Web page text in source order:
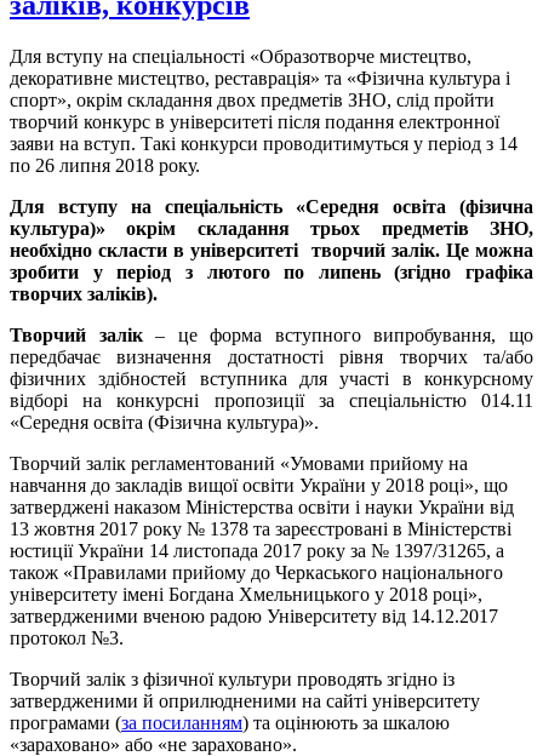
Для вступу на спеціальності «Образотворче мистецтво,
декоративне мистецтво, реставрація» та «Фізична культура і
спорт», окрім складання двох предметів ЗНО, слід пройти
творчий конкурс в університеті після подання електронної
заяви на вступ. Такі конкурси проводитимуться у період з 14
по 26 липня 2018 року.
Для вступу на спеціальність «Середня освіта (фізична
культура)» окрім складання трьох предметів ЗНО,
необхідно скласти в університеті творчий залік. Це можна
зробити у період з лютого по липень (згідно графіка
творчих заліків).
Творчий залік– це форма вступного випробування, що
передбачає визначення достатності рівня творчих та/або
фізичних здібностей вступника для участі в конкурсному
відборі на конкурсні пропозиції за спеціальністю 014.11
«Середня освіта (Фізична культура)».
Творчий залік регламентований «Умовами прийому на
навчання до закладів вищої освіти України у 2018 році», що
затверджені наказом Міністерства освіти і науки України від
13 жовтня 2017 року № 1378 та зареєстровані в Міністерстві
юстиції України 14 листопада 2017 року за № 1397/31265, а
також «Правилами прийому до Черкаського національного
університету імені Богдана Хмельницького у 2018 році»,
затвердженими вченою радою Університету від 14.12.2017
протокол №3.
Творчий залік з фізичної культури проводять згідно із
затвердженими й оприлюдненими на сайті університету
програмами (за посиланням) та оцінюють за шкалою
«зараховано» або «не зараховано».